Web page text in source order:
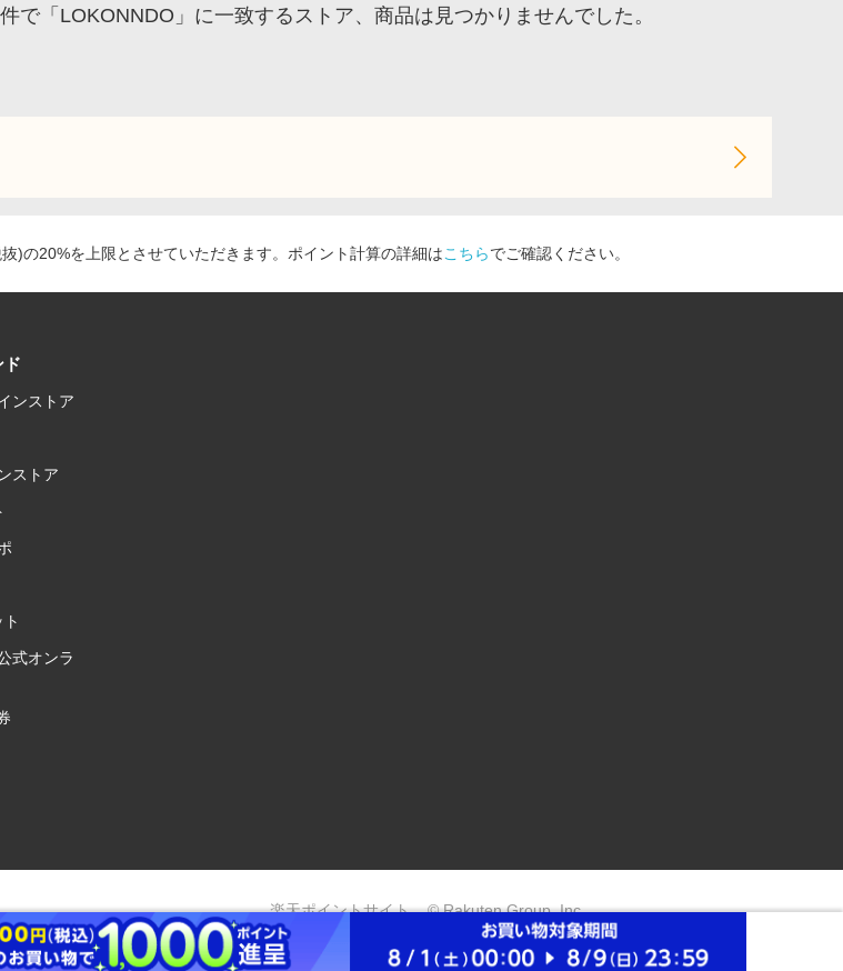
で「LOKONNDO」に一致するストア、商品は見つかりませんでした。
)の20%を上限とさせていただきます。ポイント計算の詳細はこちらでご確認ください。
ド
ンストア
ストア
式オンラ
楽天ポイントサイト © Rakuten Group, Inc.